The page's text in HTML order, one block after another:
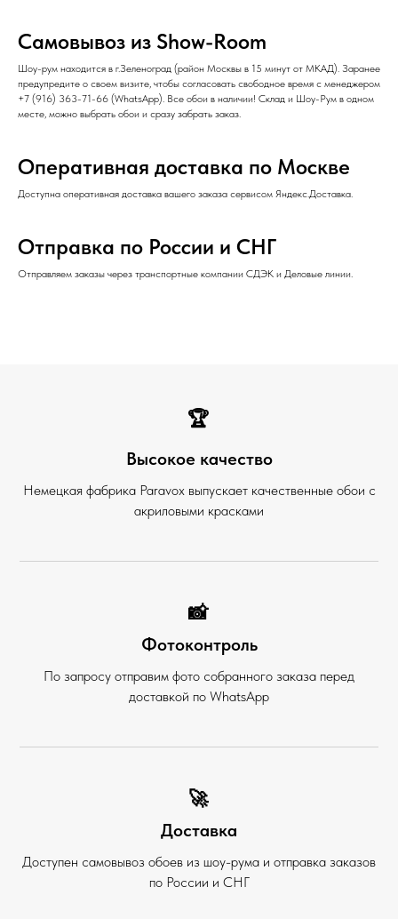
Самовывоз из Show-Room
Шоу-рум находится в г.Зеленоград (район Москвы в 15 минут от МКАД). Заранее
предупредите о своем визите, чтобы согласовать свободное время с менеджером
+7 (916) 363-71-66 (WhatsApp). Все обои в наличии! Склад и Шоу-Рум в одном
месте, можно выбрать обои и сразу забрать заказ.
Оперативная доставка по Москве
Доступна оперативная доставка вашего заказа сервисом Яндекс.Доставка.
Отправка по России и СНГ
Отправляем заказы через транспортные компании СДЭК и Деловые линии.
🏆
Высокое качество
Немецкая фабрика Paravox выпускает качественные обои с
акриловыми красками
📸
Фотоконтроль
По запросу отправим фото собранного заказа перед
доставкой по WhatsApp
🚀
Доставка
Доступен самовывоз обоев из шоу-рума и отправка заказов
по России и СНГ